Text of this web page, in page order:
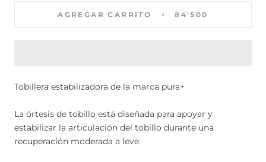
AGREGAR CARRITO 84'500
Tobillera estabilizadora de la marca pura+
La órtesis de tobillo está diseñada para apoyar y
estabilizar la articulación del tobillo durante una
recuperación moderada a leve.